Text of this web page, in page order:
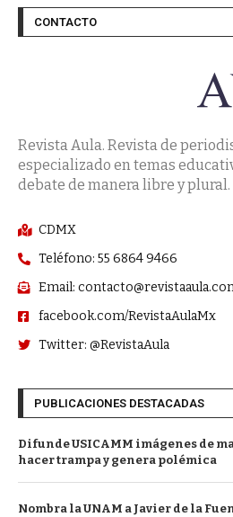
CONTACTO
Revista Aula. Revista de
especializado en temas
debate de manera libre y plural.
CDMX
Teléfono: 55 6864 9466
Email:
facebook.com/RevistaAulaMx
Twitter: @RevistaAula
PUBLICACIONES DESTACADAS
Difunde USICAMM imágenes de
hacer trampa y genera polémica
Nombra la UNAM a Javier de la